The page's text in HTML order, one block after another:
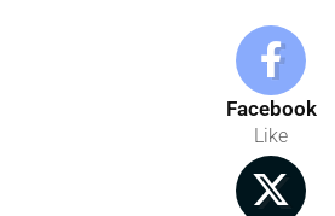
Facebook
Like